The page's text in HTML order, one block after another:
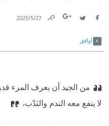
27‏/5‏/2025
أوافق
من الجيد أن يعرف المرء
لا ينفع معه الندم والنَدْب،